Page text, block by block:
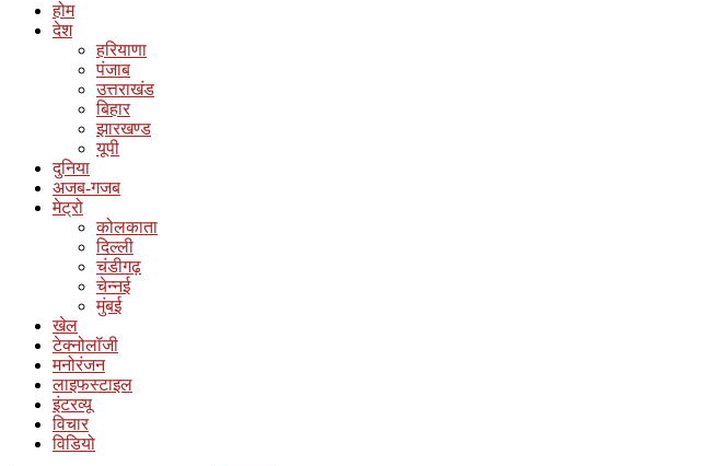
होम
देश
हरियाणा
पंजाब
उत्तराखंड
बिहार
झारखण्ड
यूपी
दुनिया
अजब-गजब
मेट्रो
कोलकाता
दिल्ली
चंडीगढ़
चेन्नई
मुंबई
खेल
टेक्नोलॉजी
मनोरंजन
लाइफस्टाइल
इंटरव्यू
विचार
विडियो